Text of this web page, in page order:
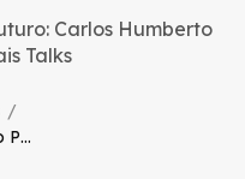
/
Sessão de Participação Pública do PMMUS em Sintra, próximo dia 07 de outubro
Carlos Humberto
Talks